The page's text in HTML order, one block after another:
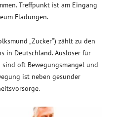
Treffpunkt ist am Eingang
Fladungen.
„Zucker“) zählt zu den
in Deutschland. Auslöser für
oft Bewegungsmangel und
ist neben gesunder